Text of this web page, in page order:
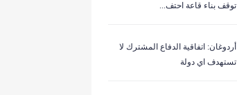
توقف بناء قاعة احتف...
أردوغان: اتفاقية الدفاع المشترك لا
تستهدف اي دولة